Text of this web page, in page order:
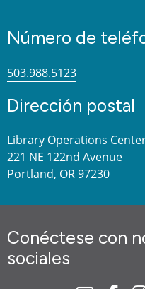
Número de
503.988.5123
Dirección postal
Library Operations
221 NE 122nd Avenue
Portland, OR 97230
Conéctese con
sociales